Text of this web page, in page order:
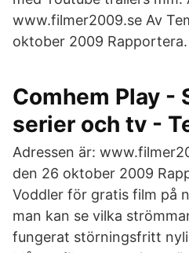
www.filmer2009.se Av
oktober 2009 Rapportera.
Comhem Play -
serier och tv -
Adressen är:
den 26 oktober 2009
Voddler för gratis film på
man kan se vilka
fungerat störningsfritt